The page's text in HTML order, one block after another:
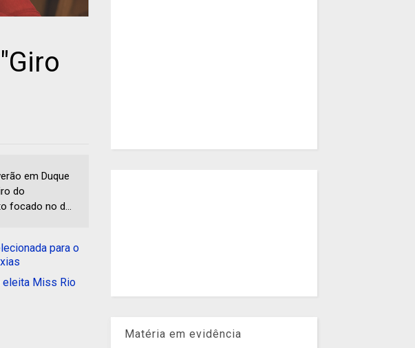
em Duque
do
focado no d...
para o
eleita Miss Rio
Matéria em evidência